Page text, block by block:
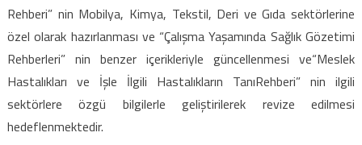
Rehberi” nin Mobilya, Kimya, Tekstil, Deri ve Gıda sektörlerine
özel olarak hazırlanması ve “Çalışma Yaşamında Sağlık Gözetimi
Rehberleri” nin benzer içerikleriyle güncellenmesi ve“Meslek
Hastalıkları ve İşle İlgili Hastalıkların TanıRehberi” nin ilgili
sektörlere özgü bilgilerle geliştirilerek revize edilmesi
hedeflenmektedir.